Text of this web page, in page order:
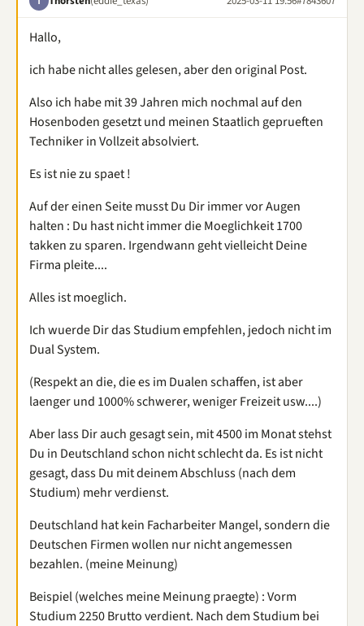
Hallo,
ich habe nicht alles gelesen, aber den original Post.
Also ich habe mit 39 Jahren mich nochmal auf den
Hosenboden gesetzt und meinen Staatlich geprueften
Techniker in Vollzeit absolviert.
Es ist nie zu spaet !
Auf der einen Seite musst Du Dir immer vor Augen
halten : Du hast nicht immer die Moeglichkeit 1700
takken zu sparen. Irgendwann geht vielleicht Deine
Firma pleite....
Alles ist moeglich.
Ich wuerde Dir das Studium empfehlen, jedoch nicht im
Dual System.
(Respekt an die, die es im Dualen schaffen, ist aber
laenger und 1000% schwerer, weniger Freizeit usw....)
Aber lass Dir auch gesagt sein, mit 4500 im Monat stehst
Du in Deutschland schon nicht schlecht da. Es ist nicht
gesagt, dass Du mit deinem Abschluss (nach dem
Studium) mehr verdienst.
Deutschland hat kein Facharbeiter Mangel, sondern die
Deutschen Firmen wollen nur nicht angemessen
bezahlen. (meine Meinung)
Beispiel (welches meine Meinung praegte) : Vorm
Studium 2250 Brutto verdient. Nach dem Studium bei